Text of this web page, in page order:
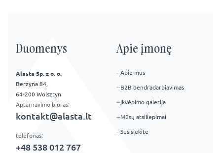
Apie įmonę
Apie mus
B2B bendradarbiavimas
Įkvėpimo galerija
Mūsų atsiliepimai
Susisiekite
Duomenys
Alasta Sp. z o. o.
Berzyna 84,
64-200 Wolsztyn
Aptarnavimo biuras:
kontakt@alasta.lt
telefonas:
+48 538 012 767